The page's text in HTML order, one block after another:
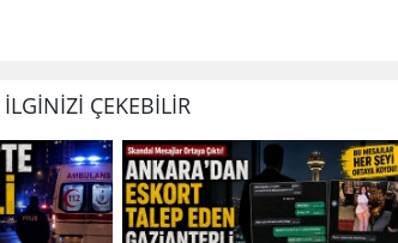
İLGİNİZİ ÇEKEBİLİR